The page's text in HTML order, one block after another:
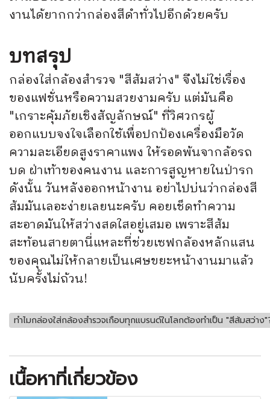
งานได้ยากกว่ากล่องสีดำทั่วไปอีกด้วยครับ
บทสรุป
กล่องใส่กล้องสำรวจ "สีส้มสว่าง" จึงไม่ใช่เรื่อง
ของแฟชั่นหรือความสวยงามครับ แต่มันคือ
"เกราะคุ้มภัยเชิงสัญลักษณ์" ที่วิศวกรผู้
ออกแบบจงใจเลือกใช้เพื่อปกป้องเครื่องมือวัด
ความละเอียดสูงราคาแพง ให้รอดพ้นจากล้อรถ
บด ฝ่าเท้าของคนงาน และการสูญหายในป่ารก
ดังนั้น วันหลังออกหน้างาน อย่าไปบ่นว่ากล่องสี
ส้มมันเลอะง่ายเลยนะครับ คอยเช็ดทำความ
สะอาดมันให้สว่างสดใสอยู่เสมอ เพราะสีส้ม
สะท้อนสายตานี่แหละที่ช่วยเซฟกล้องหลักแสน
ของคุณไม่ให้กลายเป็นเศษขยะหน้างานมาแล้ว
นับครั้งไม่ถ้วน!
ทำไมกล่องใส่กล้องสำรวจเกือบทุกแบรนด์ในโลกต้องทำเป็น "สีส้มสว่าง
เนื้อหาที่เกี่ยวข้อง